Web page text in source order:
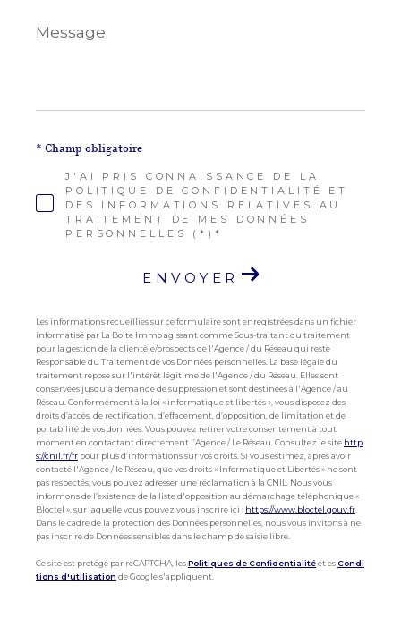
Message
*
J'AI PRIS CONNAISSANCE DE LA
POLITIQUE DE CONFIDENTIALITÉ ET
DES INFORMATIONS RELATIVES AU
TRAITEMENT DE MES DONNÉES
PERSONNELLES (*)*
* Champ obligatoire
ENVOYER
Les informations recueillies sur ce formulaire sont enregistrées dans un fichier
informatisé par La Boite Immo agissant comme Sous-traitant du traitement
pour la gestion de la clientèle/prospects de l'Agence / du Réseau qui reste
Responsable du Traitement de vos Données personnelles. La base légale du
traitement repose sur l'intérêt légitime de l'Agence / du Réseau. Elles sont
conservées jusqu'à demande de suppression et sont destinées à l'Agence / au
Réseau. Conformément à la loi « informatique et libertés », vous disposez des
droits d’accès, de rectification, d’effacement, d’opposition, de limitation et de
portabilité de vos données. Vous pouvez retirer votre consentement à tout
moment en contactant directement l’Agence / Le Réseau. Consultez le site http
s://cnil.fr/fr pour plus d’informations sur vos droits. Si vous estimez, après avoir
contacté l'Agence / le Réseau, que vos droits « Informatique et Libertés » ne sont
pas respectés, vous pouvez adresser une réclamation à la CNIL. Nous vous
informons de l’existence de la liste d'opposition au démarchage téléphonique «
Bloctel », sur laquelle vous pouvez vous inscrire ici : https://www.bloctel.gouv.fr
Dans le cadre de la protection des Données personnelles, nous vous invitons à ne
pas inscrire de Données sensibles dans le champ de saisie libre.
Ce site est protégé par reCAPTCHA, lesPolitiques de Confidentialitéet es Condi
tions d'utilisation de Google s'appliquent.